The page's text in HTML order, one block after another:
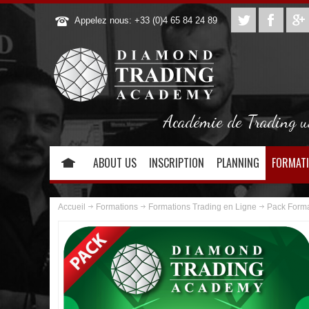
Appelez nous: +33 (0)4 65 84 24 89
Académie de Trading
ABOUT US INSCRIPTION PLANNING
Accueil Formations Formations Trading en Ligne Pack